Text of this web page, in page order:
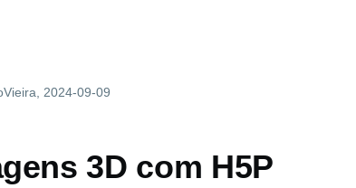
, 2024-09-09
3D com H5P